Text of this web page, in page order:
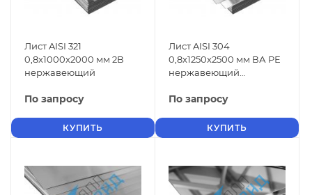
Лист AISI 321
0,8x1000x2000 мм 2В
нержавеющий
По запросу
КУПИТЬ
Лист AISI 304
0,8x1250x2500 мм ВА РЕ
нержавеющий
По запросу
КУПИТЬ